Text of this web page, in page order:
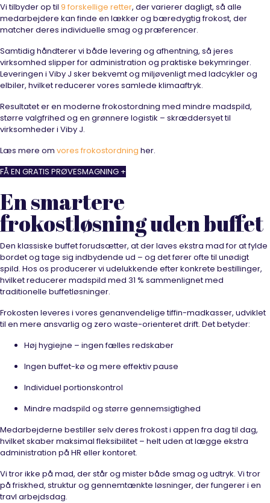
Vi tilbyder op til 9 forskellige retter, der varierer dagligt, så alle
medarbejdere kan finde en lækker og bæredygtig frokost, der
matcher deres individuelle smag og præferencer.
Samtidig håndterer vi både levering og afhentning, så jeres
virksomhed slipper for administration og praktiske bekymringer.
Leveringen i Viby J sker bekvemt og miljøvenligt med ladcykler og
elbiler, hvilket reducerer vores samlede klimaaftryk.
Resultatet er en moderne frokostordning med mindre madspild,
større valgfrihed og en grønnere logistik – skræddersyet til
virksomheder i Viby J.
Læs mere om vores frokostordning her.
FÅ EN GRATIS PRØVESMAGNING +
En smartere
frokostløsning uden buffet
Den klassiske buffet forudsætter, at der laves ekstra mad for at fylde
bordet og tage sig indbydende ud – og det fører ofte til unødigt
spild. Hos os producerer vi udelukkende efter konkrete bestillinger,
hvilket reducerer madspild med 31 % sammenlignet med
traditionelle buffetløsninger.
Frokosten leveres i vores genanvendelige tiffin-madkasser, udviklet
til en mere ansvarlig og zero waste-orienteret drift. Det betyder:
Høj hygiejne – ingen fælles redskaber
Ingen buffet-kø og mere effektiv pause
Individuel portionskontrol
Mindre madspild og større gennemsigtighed
Medarbejderne bestiller selv deres frokost i appen fra dag til dag,
hvilket skaber maksimal fleksibilitet – helt uden at lægge ekstra
administration på HR eller kontoret.
Vi tror ikke på mad, der står og mister både smag og udtryk. Vi tror
på friskhed, struktur og gennemtænkte løsninger, der fungerer i en
travl arbejdsdag.